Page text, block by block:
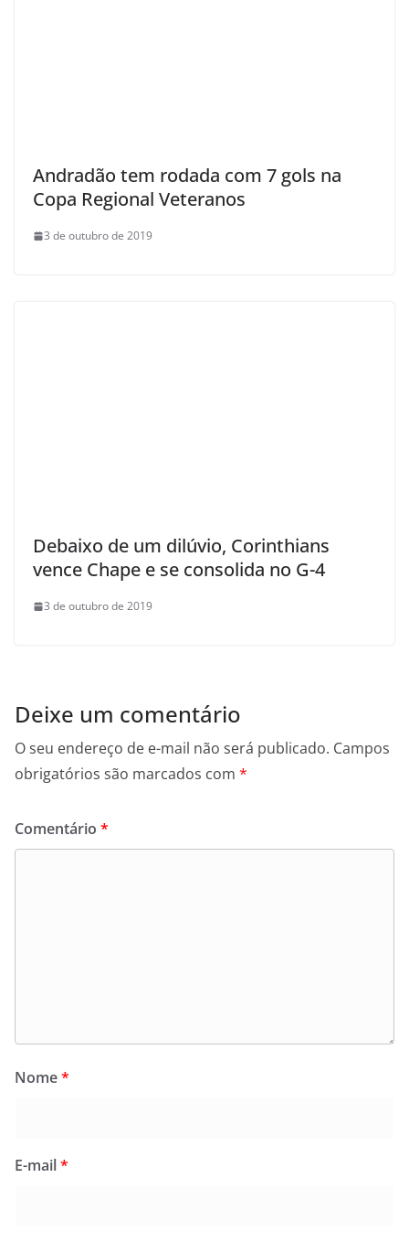
Andradão tem rodada com 7 gols na
Copa Regional Veteranos
3 de outubro de 2019
Debaixo de um dilúvio, Corinthians
vence Chape e se consolida no G-4
3 de outubro de 2019
Deixe um comentário
O seu endereço de e-mail não será publicado. Campos
obrigatórios são marcados com *
Comentário *
Nome*
E-mail*